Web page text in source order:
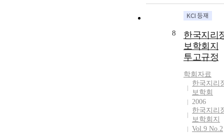
8
한국지리
보학회지
투고규정
학회자료
한국지리
보학회
2006
한국지리
보학회지
Vol.9 No.2